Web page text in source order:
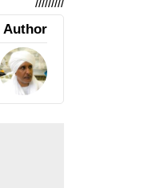
Author